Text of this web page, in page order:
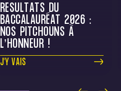
RÉSULTATS DU
BACCALAURÉAT 2026 :
NOS PITCHOUNS À
L’HONNEUR !
J'Y VAIS